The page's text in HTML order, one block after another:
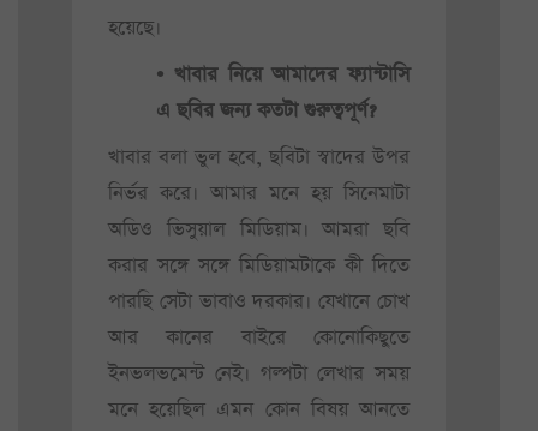
হয়েছে।
• খাবার নিয়ে আমাদের ফ্যান্টাসি
এ ছবির জন্য কতটা গুরুত্বপূর্ণ?
খাবার বলা ভুল হবে, ছবিটা স্বাদের উপর
নির্ভর করে। আমার মনে হয় সিনেমাটা
অডিও ভিসুয়াল মিডিয়াম। আমরা ছবি
করার সঙ্গে সঙ্গে মিডিয়ামটাকে কী দিতে
পারছি সেটা ভাবাও দরকার। যেখানে চোখ
আর কানের বাইরে কোনোকিছুতে
ইনভলভমেন্ট নেই। গল্পটা লেখার সময়
মনে হয়েছিল এমন কোন বিষয় আনতে